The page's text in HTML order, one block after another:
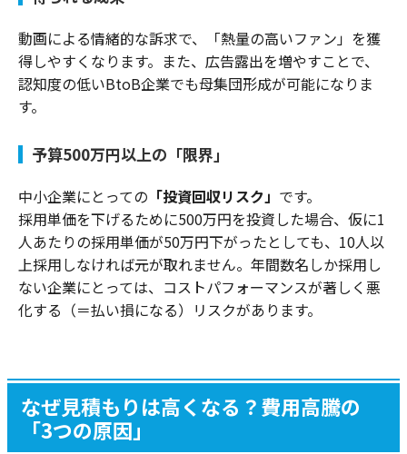
動画による情緒的な訴求で、「熱量の高いファン」を獲
得しやすくなります。また、広告露出を増やすことで、
認知度の低いBtoB企業でも母集団形成が可能になりま
す。
予算500万円以上の「限界」
中小企業にとっての 「投資回収リスク」 です。
採用単価を下げるために500万円を投資した場合、仮に1
人あたりの採用単価が50万円下がったとしても、10人以
上採用しなければ元が取れません。年間数名しか採用し
ない企業にとっては、コストパフォーマンスが著しく悪
化する（＝払い損になる）リスクがあります。
なぜ見積もりは高くなる？費用高騰の
「3つの原因」